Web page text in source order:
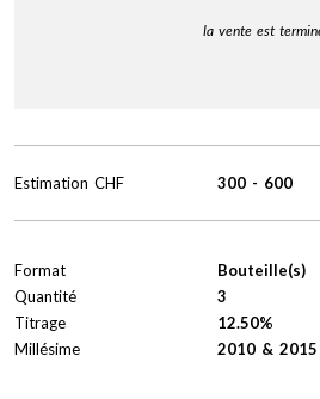
la vente est
Format
Bouteille(s)
Quantité
3
Titrage
12.50%
Millésime
2010 & 2015
Estimation CHF 300 - 600